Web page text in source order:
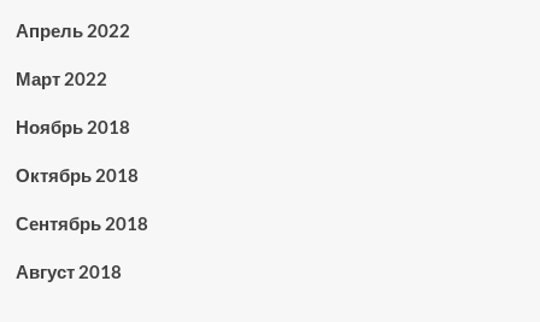
Апрель 2022
Март 2022
Ноябрь 2018
Октябрь 2018
Сентябрь 2018
Август 2018